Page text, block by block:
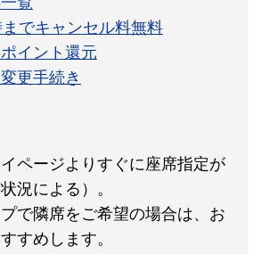
までキャンセル料無料
イント還元
更手続き
ページよりすぐに座席指定が
況による）。
で隣席をご希望の場合は、お
すめします。